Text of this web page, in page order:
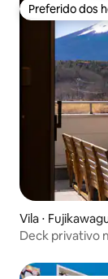
Preferido dos
Preferido dos
Vila ⋅
Deck privativo